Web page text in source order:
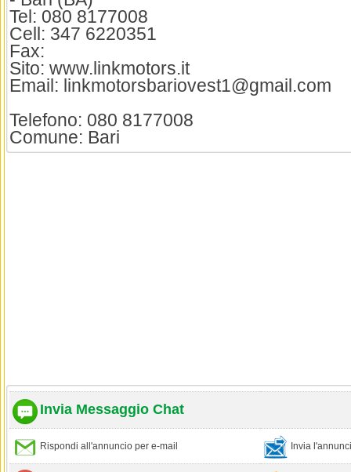
Tel: 080 8177008
Cell: 347 6220351
Fax:
Sito: www.linkmotors.it
Email: linkmotorsbariovest1@gmail.com
Telefono: 080 8177008
Comune: Bari
Invia Messaggio Chat
Rispondi all'annuncio per e-mail Invia